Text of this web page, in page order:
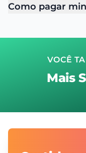
Como pagar
VOCÊ
Mais